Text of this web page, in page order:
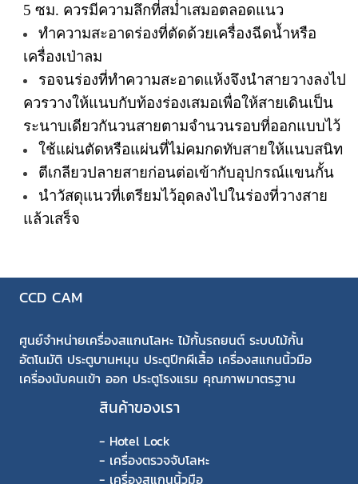
5 ซม. ควรมีความลึกที่สม่ำเสมอตลอดแนว
ทำความสะอาดร่องที่ตัดด้วยเครื่องฉีดน้ำหรือ
เครื่องเป่าลม
รอจนร่องที่ทำความสะอาดแห้งจึงนำสายวางลงไป
ควรวางให้แนบกับท้องร่องเสมอเพื่อให้สายเดินเป็น
ระนาบเดียวกันวนสายตามจำนวนรอบที่ออกแบบไว้
ใช้แผ่นตัดหรือแผ่นที่ไม่คมกดทับสายให้แนบสนิท
ตีเกลียวปลายสายก่อนต่อเข้ากับอุปกรณ์แขนกั้น
นำวัสดุแนวที่เตรียมไว้อุดลงไปในร่องที่วางสาย
แล้วเสร็จ
CCD CAM
ศูนย์จำหน่ายเครื่องสแกนโลหะ ไม้กั้นรถยนต์ ระบบไม้กั้น
อัตโนมัติ ประตูบานหมุน ประตูปีกผีเสื้อ เครื่องสแกนนิ้วมือ
เครื่องนับคนเข้า ออก ประตูโรงแรม คุณภาพมาตรฐาน
สินค้าของเรา
- Hotel Lock
- เครื่องตรวจจับโลหะ
- เครื่องสแกนนิ้วมือ